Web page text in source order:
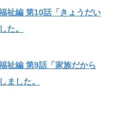
祉編 第10話「きょうだい
た。
祉編 第9話「家族だから
ました。